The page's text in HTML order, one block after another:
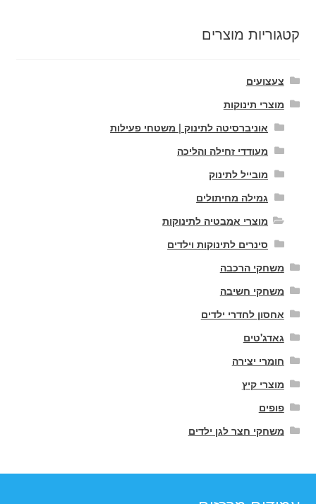
קטגוריות מוצרים
צעצועים
מוצרי תינוקות
אוניברסיטה לתינוק | משטחי פעילות
מעודדי זחילה והליכה
מובייל לתינוק
גמילה מחיתולים
מוצרי אמבטיה לתינוקות
סינרים לתינוקות וילדים
משחקי הרכבה
משחקי חשיבה
אחסון לחדרי ילדים
גאדג'טים
חומרי יצירה
מוצרי קיץ
פופים
משחקי חצר לגן ילדים